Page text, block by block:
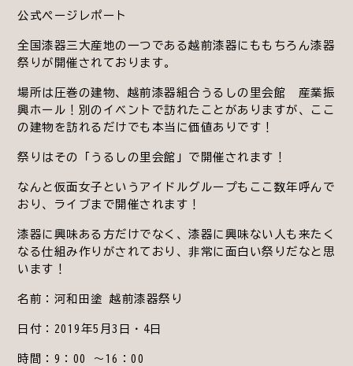
公式ページレポート
全国漆器三大産地の一つである越前漆器にももちろん漆器
祭りが開催されております。
場所は圧巻の建物、越前漆器組合うるしの里会館 産業振
興ホール！別のイベントで訪れたことがありますが、ここ
の建物を訪れるだけでも本当に価値ありです！
祭りはその「うるしの里会館」で開催されます！
なんと仮面女子というアイドルグループもここ数年呼んで
おり、ライブまで開催されます！
漆器に興味ある方だけでなく、漆器に興味ない人も来たく
なる仕組み作りがされており、非常に面白い祭りだなと思
います！
名前：河和田塗 越前漆器祭り
日付：2019年5月3日・4日
時間：9：00 ～16：00